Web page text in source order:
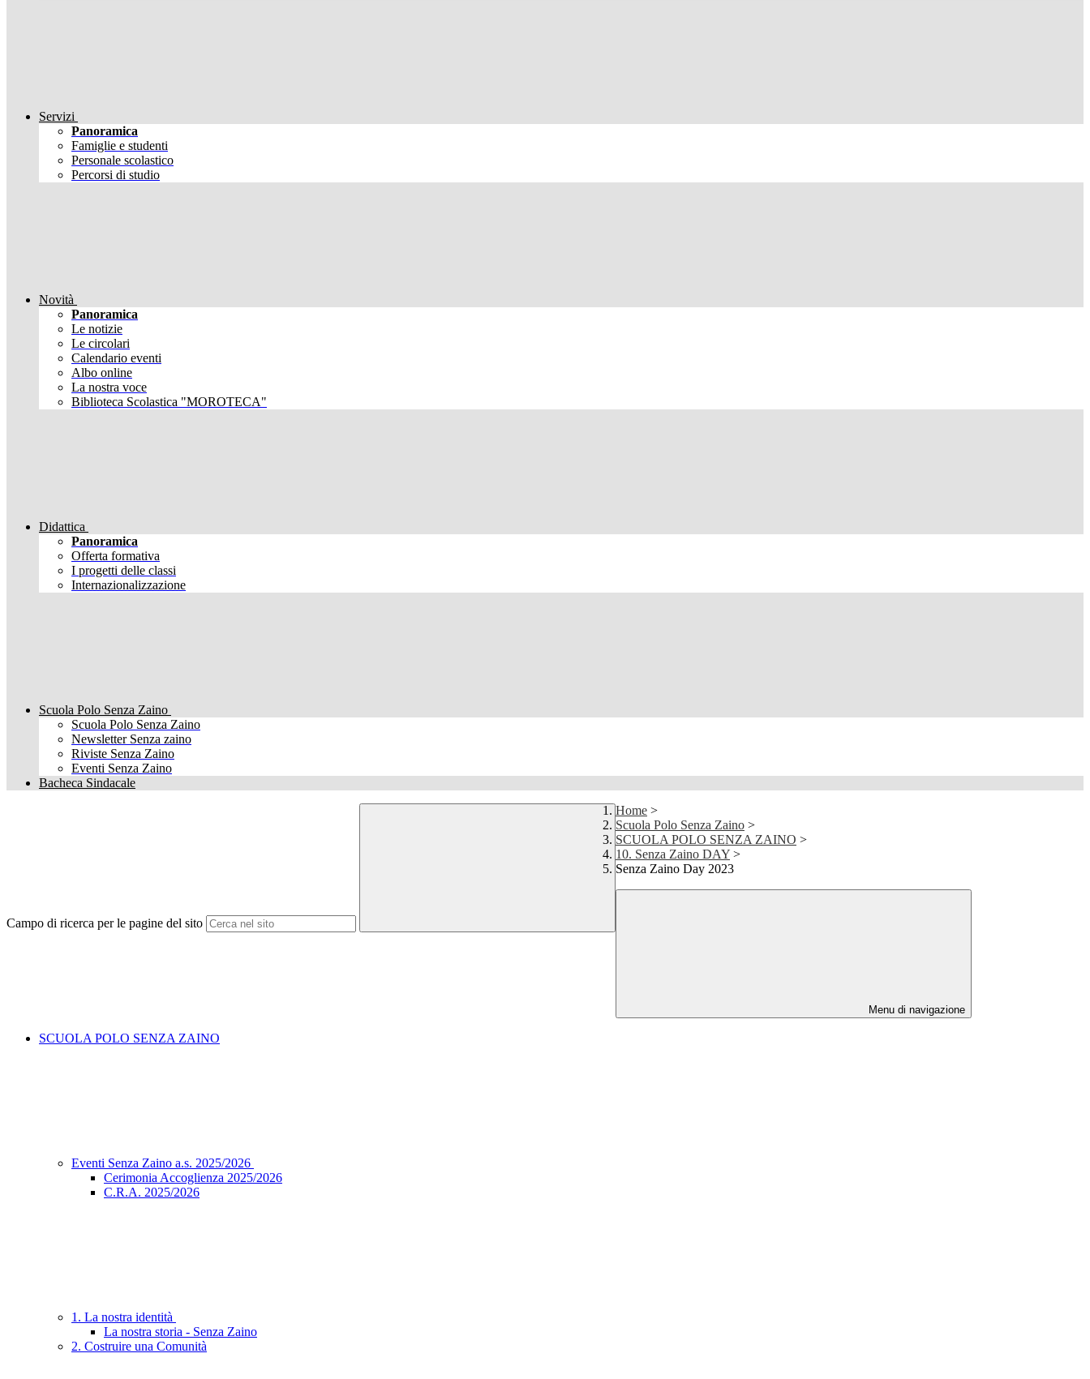
Servizi
Panoramica
Famiglie e studenti
Personale scolastico
Percorsi di studio
Novità
Panoramica
Le notizie
Le circolari
Calendario eventi
Albo online
La nostra voce
Biblioteca Scolastica "MOROTECA"
Didattica
Panoramica
Offerta formativa
I progetti delle classi
Internazionalizzazione
Scuola Polo Senza Zaino
Scuola Polo Senza Zaino
Newsletter Senza zaino
Riviste Senza Zaino
Eventi Senza Zaino
Bacheca Sindacale
Campo di ricerca per le pagine del sito
Home >
Scuola Polo Senza Zaino >
SCUOLA POLO SENZA ZAINO >
10. Senza Zaino DAY >
Senza Zaino Day 2023
Menu di navigazione
SCUOLA POLO SENZA ZAINO
Eventi Senza Zaino a.s. 2025/2026
Cerimonia Accoglienza 2025/2026
C.R.A. 2025/2026
1. La nostra identità
La nostra storia - Senza Zaino
2. Costruire una Comunità